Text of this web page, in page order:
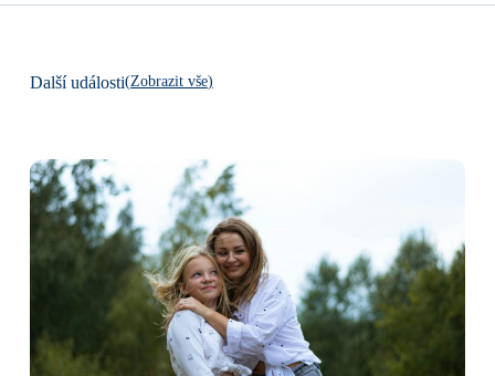
Další události(Zobrazit vše)